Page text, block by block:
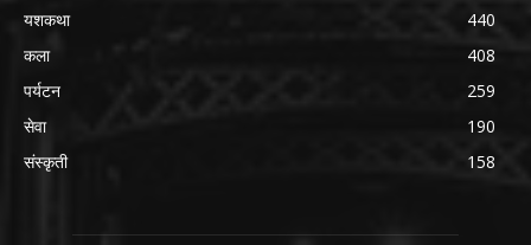
यशकथा
440
कला
408
पर्यटन
259
सेवा
190
संस्कृती
158